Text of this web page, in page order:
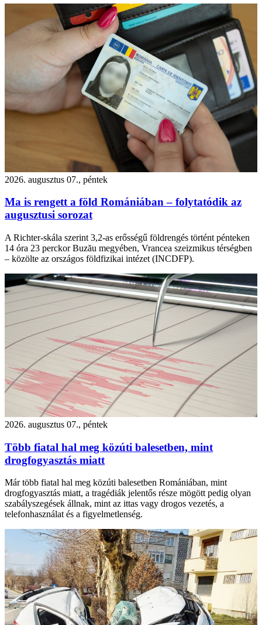
2026. augusztus 07., péntek
Ma is rengett a föld Romániában – folytatódik az
augusztusi sorozat
A Richter-skála szerint 3,2-as erősségű földrengés történt pénteken
14 óra 23 perckor Buzău megyében, Vrancea szeizmikus térségben
– közölte az országos földfizikai intézet (INCDFP).
2026. augusztus 07., péntek
Több fiatal hal meg közúti balesetben, mint
drogfogyasztás miatt
Már több fiatal hal meg közúti balesetben Romániában, mint
drogfogyasztás miatt, a tragédiák jelentős része mögött pedig olyan
szabályszegések állnak, mint az ittas vagy drogos vezetés, a
telefonhasználat és a figyelmetlenség.